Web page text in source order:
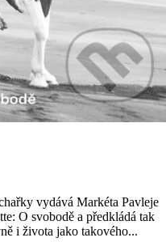
vydává Markéta Pavleje
O svobodě a předkládá tak
i života jako takového...